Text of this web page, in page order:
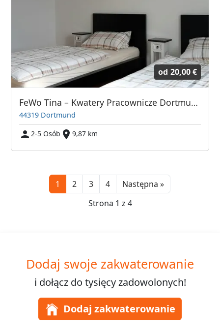
od 20,00 €
FeWo Tina – Kwatery Pracownicze Dortmund, Unna, Lünen, Bergkamen
44319 Dortmund
2-5 Osób
9,87 km
1 2 3 4 Następna »Next
Strona 1 z 4
Dodaj swoje zakwaterowanie
i dołącz do tysięcyzadowolonych!
Dodaj zakwaterowanie